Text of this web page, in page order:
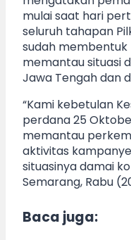
mulai saat hari
seluruh tahapan
sudah membentuk
memantau situasi
Jawa Tengah dan
“Kami kebetulan
perdana 25
memantau
aktivitas
situasinya damai
Semarang, Rabu
Baca juga: